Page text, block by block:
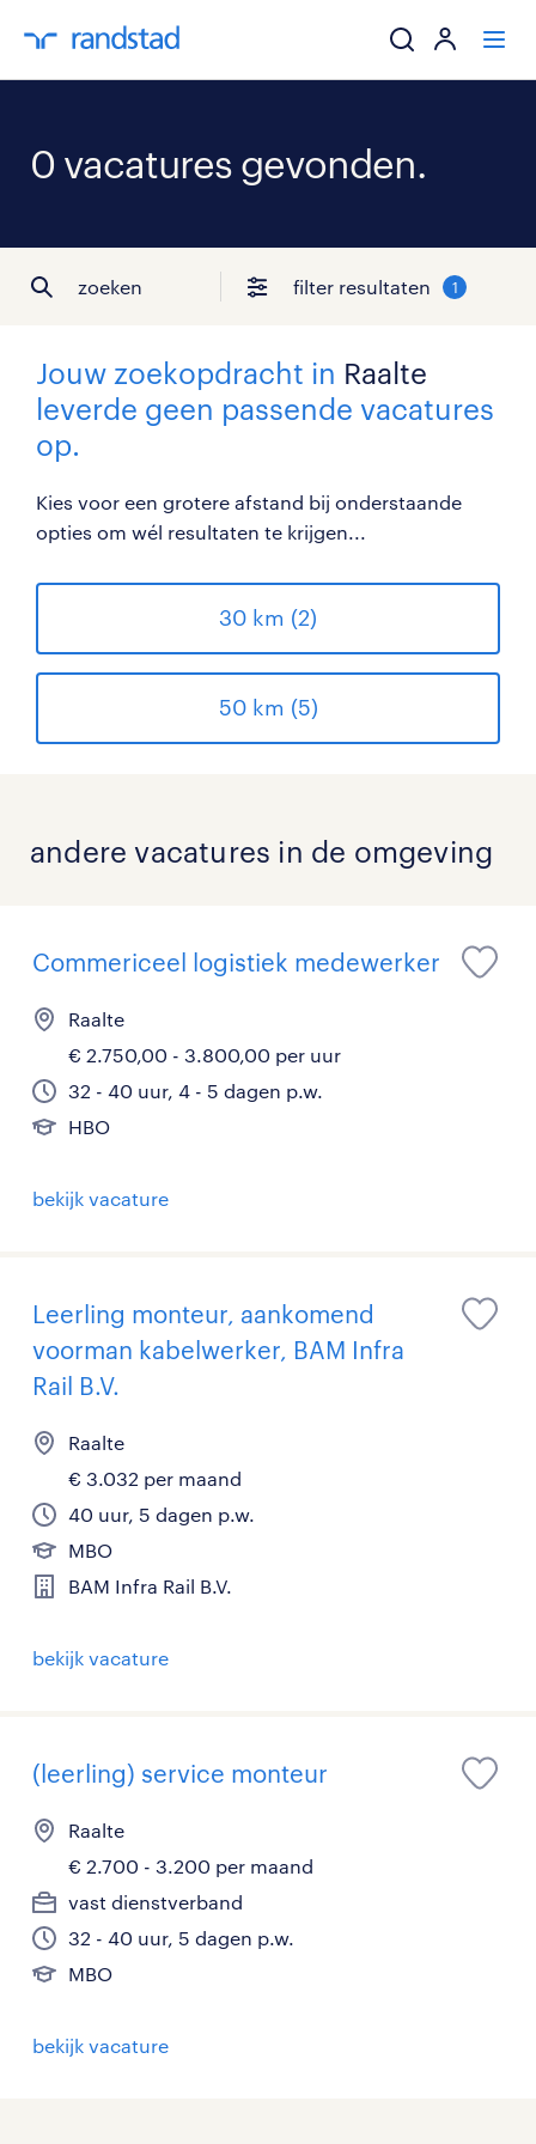
ik zoek een
0 vacatures gevonden.
zoeken filter resultaten 1
Jouw zoekopdracht in Raalte
leverde geen passende vacatures
op.
Kies voor een grotere afstand bij onderstaande
opties om wél resultaten te krijgen...
30 km (2)
50 km (5)
andere vacatures in de omgeving
Commericeel logistiek medewerker
Raalte
€ 2.750,00 - 3.800,00 per uur
32 - 40 uur, 4 - 5 dagen p.w.
HBO
bekijk vacature
Leerling monteur, aankomend
voorman kabelwerker, BAM Infra
Rail B.V.
Raalte
€ 3.032 per maand
40 uur, 5 dagen p.w.
MBO
BAM Infra Rail B.V.
bekijk vacature
(leerling) service monteur
Raalte
€ 2.700 - 3.200 per maand
vast dienstverband
32 - 40 uur, 5 dagen p.w.
MBO
bekijk vacature